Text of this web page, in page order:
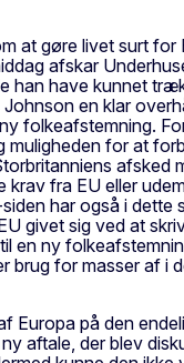
at gøre livet surt
afskar
han have kunnet
Johnson en klar
folkeafstemning.
for at
fra EU eller
har også i
givet sig ved at
ny
brug for masser af i
Europa på den
aftale, der blev